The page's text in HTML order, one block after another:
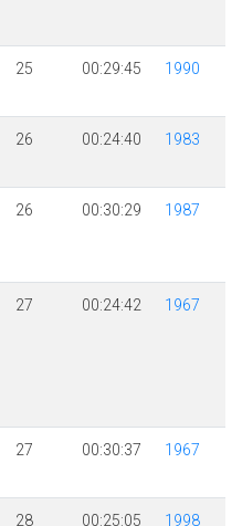
25 00:29:45 1990
26 00:24:40 1983
26 00:30:29 1987
27 00:24:42 1967
27 00:30:37 1967
28 00:25:05 1998